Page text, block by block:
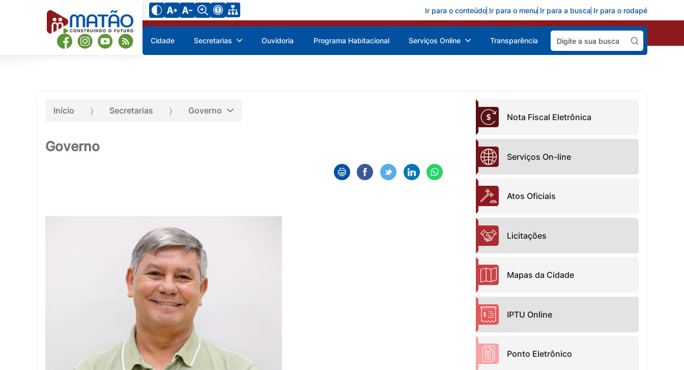
Ir para o conteúdo Ir para o menu Ir para a busca Ir para o rodapé
Cidade Secretarias Ouvidoria Programa Habitacional Serviços Online Transparência
Início Secretarias Governo
Governo
Nota Fiscal Eletrônica
Serviços On-line
Atos Oficiais
Licitações
Mapas da Cidade
IPTU Online
Ponto Eletrônico